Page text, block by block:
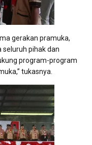
gerakan pramuka,
pihak dan
program-program
tukasnya.